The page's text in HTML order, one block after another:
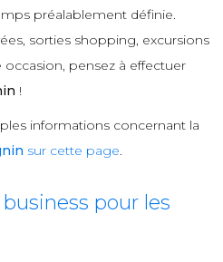
préalablement définie.
sorties shopping, excursions
pensez à effectuer
!
informations concernant la
sur cette page.
pour les